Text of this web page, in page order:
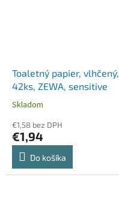
Toaletný papier, vlhčený,
42ks, ZEWA, sensitive
Skladom
€1,58 bez DPH
€1,94
Do košíka